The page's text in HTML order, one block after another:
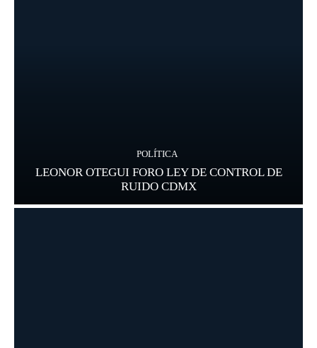
POLÍTICA
LEONOR OTEGUI FORO LEY DE CONTROL DE
RUIDO CDMX